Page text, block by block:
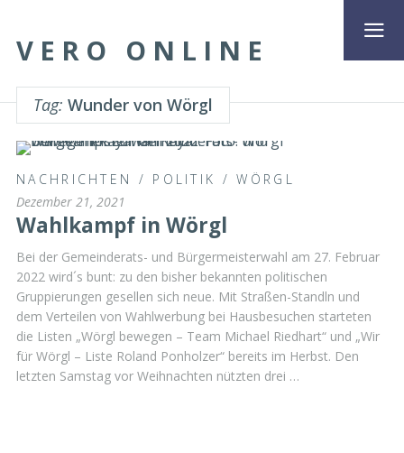
VERO ONLINE
Tag: Wunder von Wörgl
NACHRICHTEN / POLITIK /WÖRGL
Dezember 21, 2021
Wahlkampf in Wörgl
Bei der Gemeinderats- und Bürgermeisterwahl am 27. Februar
2022 wird´s bunt: zu den bisher bekannten politischen
Gruppierungen gesellen sich neue. Mit Straßen-Standln und
dem Verteilen von Wahlwerbung bei Hausbesuchen starteten
die Listen „Wörgl bewegen – Team Michael Riedhart“ und „Wir
für Wörgl – Liste Roland Ponholzer“ bereits im Herbst. Den
letzten Samstag vor Weihnachten nützten drei …